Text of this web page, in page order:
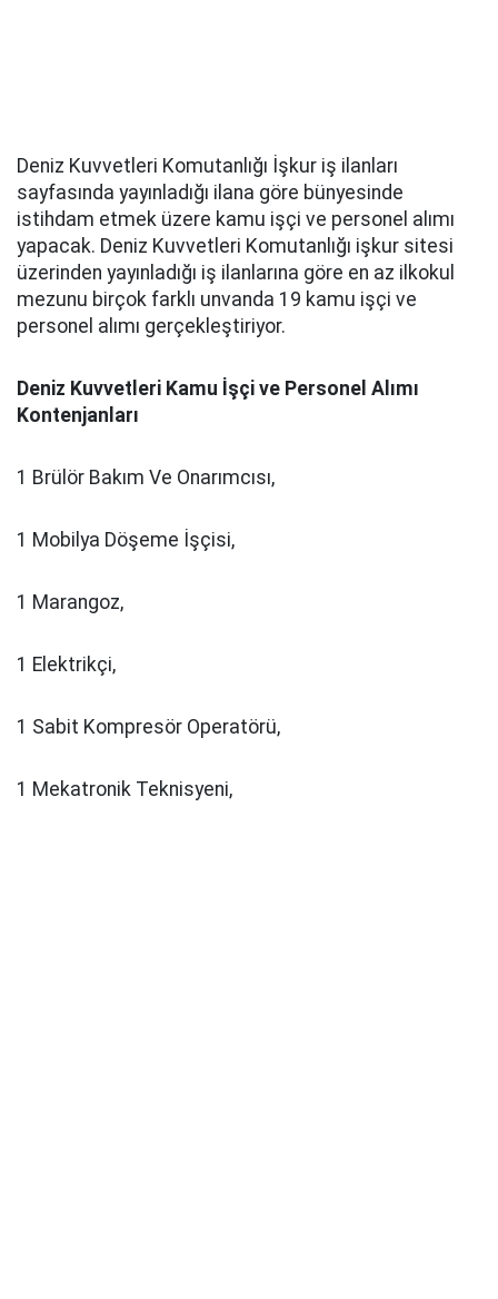
Deniz Kuvvetleri Komutanlığı İşkur iş ilanları
sayfasında yayınladığı ilana göre bünyesinde
istihdam etmek üzere kamu işçi ve personel alımı
yapacak. Deniz Kuvvetleri Komutanlığı işkur sitesi
üzerinden yayınladığı iş ilanlarına göre en az ilkokul
mezunu birçok farklı unvanda 19 kamu işçi ve
personel alımı gerçekleştiriyor.
Deniz Kuvvetleri Kamu İşçi ve Personel Alımı
Kontenjanları
1 Brülör Bakım Ve Onarımcısı,
1 Mobilya Döşeme İşçisi,
1 Marangoz,
1 Elektrikçi,
1 Sabit Kompresör Operatörü,
1 Mekatronik Teknisyeni,